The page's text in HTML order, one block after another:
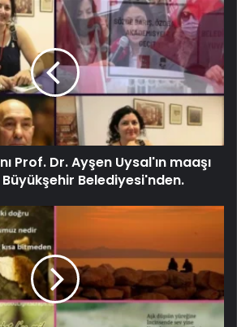
Prof. Dr. Ayşen Uysal'ın maaşı
Büyükşehir Belediyesi'nden.